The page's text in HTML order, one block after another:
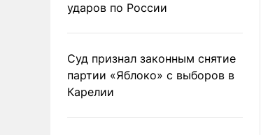
ударов по России
Суд признал законным снятие
партии «Яблоко» с выборов в
Карелии